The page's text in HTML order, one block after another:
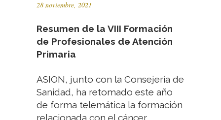
28 noviembre, 2021
Resumen de la VIII Formación
de Profesionales de Atención
Primaria
ASION, junto con la Consejería de
Sanidad, ha retomado este año
de forma telemática la formación
relacionada con el cáncer